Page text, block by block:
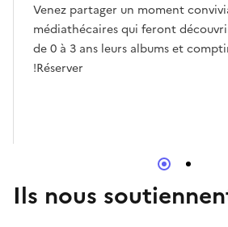
Venez partager un moment
médiathécaires qui feront
de 0 à 3 ans leurs albums et
!Réserver
Ils nous